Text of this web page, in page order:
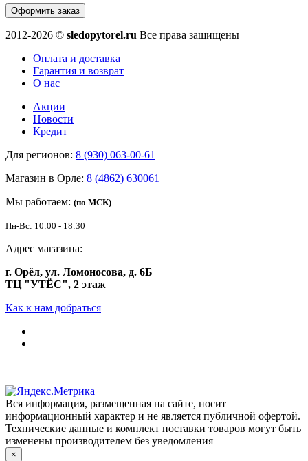
Оформить заказ
2012-2026 © sledopytorel.ru Все права защищены
Оплата и доставка
Гарантия и возврат
О нас
Акции
Новости
Кредит
Для регионов: 8 (930) 063-00-61
Магазин в Орле: 8 (4862) 630061
Мы работаем: (по МСК)
Пн-Вс: 10:00 - 18:30
Адрес магазина:
г. Орёл, ул. Ломоносова, д. 6Б
ТЦ "УТЁС", 2 этаж
Как к нам добраться
Вся информация, размещенная на сайте, носит
информационный характер и не является публичной офертой.
Технические данные и комплект поставки товаров могут быть
изменены производителем без уведомления
×